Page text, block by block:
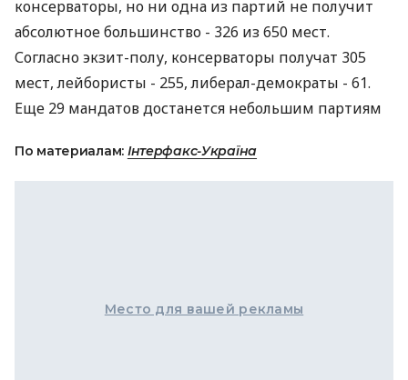
консерваторы, но ни одна из партий не получит
абсолютное большинство - 326 из 650 мест.
Согласно экзит-полу, консерваторы получат 305
мест, лейбористы - 255, либерал-демократы - 61.
Еще 29 мандатов достанется небольшим партиям
По материалам: Інтерфакс-Україна
Место для вашей рекламы